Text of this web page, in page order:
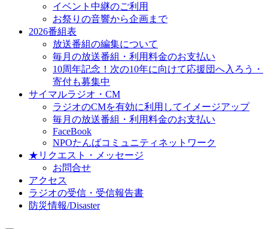
イベント中継のご利用
お祭りの音響から企画まで
2026番組表
放送番組の編集について
毎月の放送番組・利用料金のお支払い
10周年記念！次の10年に向けて応援団へ入ろう・
寄付も募集中
サイマルラジオ・CM
ラジオのCMを有効に利用してイメージアップ
毎月の放送番組・利用料金のお支払い
FaceBook
NPOたんばコミュニティネットワーク
★リクエスト・メッセージ
お問合せ
アクセス
ラジオの受信・受信報告書
防災情報/Disaster